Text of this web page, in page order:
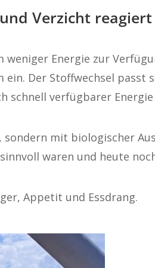
Verzicht reagiert
Energie zur
Der Stoffwechsel passt
schnell verfügbarer
sondern mit biologischer
waren und heute
Appetit und Essdrang.